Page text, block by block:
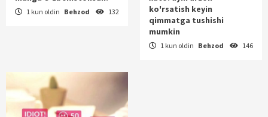
1 kun oldin Behzod 132
ko'rsatish keyin
qimmatga tushishi
mumkin
1 kun oldin Behzod 146